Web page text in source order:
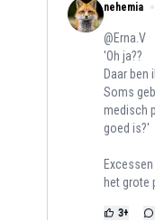
nehemia
@Erna.V
'Oh ja??
Daar ben
Soms
medisch
goed is?'
het grote
3+